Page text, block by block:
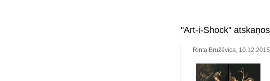
"Art-i-Shock"
Rinta Bružēvica,